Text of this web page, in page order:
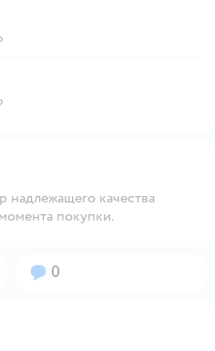
надлежащего качества
покупки.
Вопросов:
0